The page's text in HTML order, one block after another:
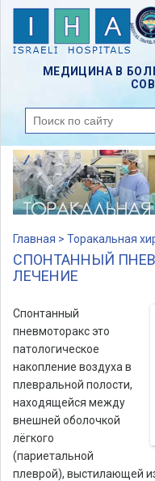
Skip
content
МЕДИЦИНА В
поиск
Главная > Торакальная
СПОНТАННЫЙ
ЛЕЧЕНИЕ
Спонтанный
пневмоторакс это
патологическое
накопление воздуха в
плевральной полости,
находящейся между
внешней оболочкой
лёгкого
(париетальной
плеврой), выстилающей